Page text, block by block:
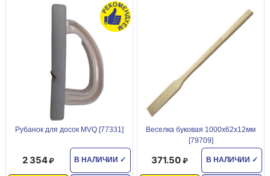
Рубанок для досок MVQ [77331]
В НАЛИЧИИ ✓
2 354
Веселка буковая 1000х62х12мм
[79709]
В НАЛИЧИИ ✓
371.50